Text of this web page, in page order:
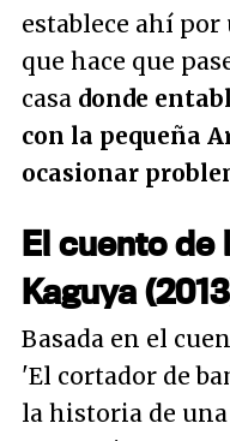
establece ahí por
que hace que
casa donde
con la pequeña
ocasionar
El cuento de
Kaguya
Basada en el
'El cortador de
la historia de